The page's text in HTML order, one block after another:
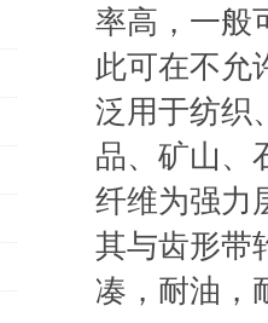
率高，一般
此可在不允
泛用于纺织
品、矿山、
纤维为强力
其与齿形带
凑，耐油